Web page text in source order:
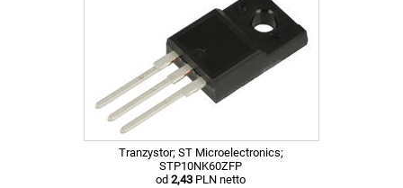
Tranzystor; ST Microelectronics;
STP10NK60ZFP
od 2,43 PLN netto